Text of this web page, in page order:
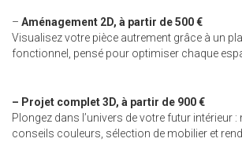
– Aménagement 2D, à partir de 500 €
Visualisez votre pièce autrement grâce à un
fonctionnel, pensé pour optimiser chaque
– Projet complet 3D, à partir de 900 €
Plongez dans l’univers de votre futur intérieur
conseils couleurs, sélection de mobilier et